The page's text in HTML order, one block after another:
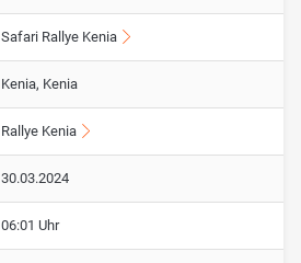
Safari Rallye Kenia
Kenia, Kenia
Rallye Kenia
30.03.2024
06:01 Uhr